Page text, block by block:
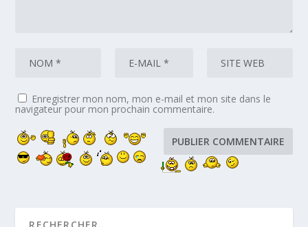
Enregistrer mon nom, mon e-mail et mon site dans le
navigateur pour mon prochain commentaire.